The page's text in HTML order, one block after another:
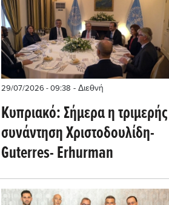
29/07/2026 - 09:38 - Διεθνή
Κυπριακό: Σήμερα η τριμερής
συνάντηση Χριστοδουλίδη-
Guterres- Erhurman